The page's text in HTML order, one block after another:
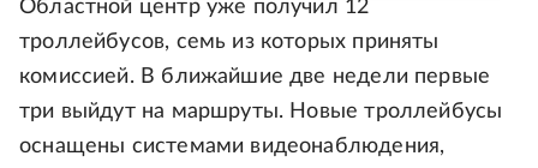
Областной центр уже получил 12
троллейбусов, семь из которых приняты
комиссией. В ближайшие две недели первые
три выйдут на маршруты. Новые троллейбусы
оснащены системами видеонаблюдения,